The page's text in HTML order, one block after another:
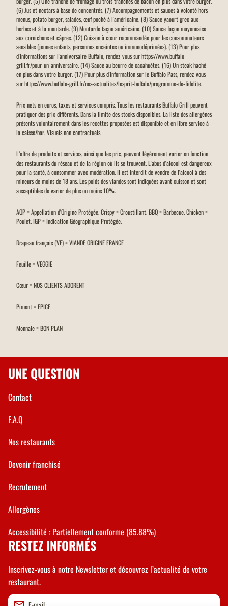
(6) Jus et nectars à base de concentrés. (7) Accompagnements et sauces à volonté hors
menus, potato burger, salades, œuf poché à l'américaine. (8) Sauce yaourt grec aux
herbes et à la moutarde. (9) Moutarde façon américaine. (10) Sauce façon mayonnaise
aux cornichons et câpres. (12) Cuisson à cœur recommandée pour les consommateurs
sensibles (jeunes enfants, personnes enceintes ou immunodéprimées). (13) Pour plus
d'informations sur l'anniversaire Buffalo, rendez-vous sur https://www.buffalo-
grill.fr/pour-un-anniversaire. (14) Sauce au beurre de cacahuètes. (16) Un steak haché
en plus dans votre burger. (17) Pour plus d'information sur le Buffalo Pass, rendez-vous
surhttps://www.buffalo-grill.fr/nos-actualites/lesprit-buffalo/programme-de-fidelite.
Prix nets en euros, taxes et services compris. Tous les restaurants Buffalo Grill peuvent
pratiquer des prix différents. Dans la limite des stocks disponibles. La liste des allergènes
présents volontairement dans les recettes proposées est disponible et en libre service à
la caisse/bar. Visuels non contractuels.
L’offre de produits et services, ainsi que les prix, peuvent légèrement varier en fonction
des restaurants du réseau et de la région où ils se trouvent. L'abus d'alcool est dangereux
pour la santé, à consommer avec modération. Il est interdit de vendre de l'alcool à des
mineurs de moins de 18 ans. Les poids des viandes sont indiquées avant cuisson et sont
susceptibles de varier de plus ou moins 10%.
AOP = Appellation d'Origine Protégée. Crispy = Croustillant. BBQ = Barbecue. Chicken =
Poulet. IGP = Indication Géographique Protégée.
Drapeau français (VF) = VIANDE ORIGINE FRANCE
Feuille = VEGGIE
Cœur = NOS CLIENTS ADORENT
Piment = EPICE
Monnaie = BON PLAN
UNE QUESTION
Contact
F.A.Q
Nos restaurants
Devenir franchisé
Recrutement
Allergènes
Accessibilité : Partiellement conforme (85.88%)
RESTEZ INFORMÉS
Inscrivez-vous à notre Newsletter et découvrez l’actualité de votre
restaurant.